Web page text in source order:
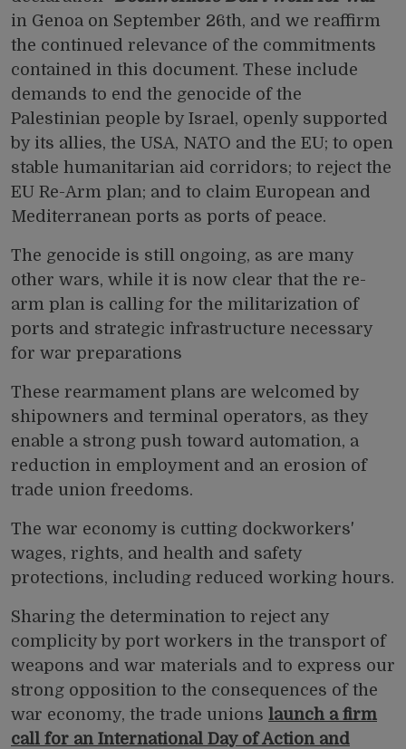
in Genoa on September 26th, and we reaffirm
the continued relevance of the commitments
contained in this document. These include
demands to end the genocide of the
Palestinian people by Israel, openly supported
by its allies, the USA, NATO and the EU; to open
stable humanitarian aid corridors; to reject the
EU Re-Arm plan; and to claim European and
Mediterranean ports as ports of peace.
The genocide is still ongoing, as are many
other wars, while it is now clear that the re-
arm plan is calling for the militarization of
ports and strategic infrastructure necessary
for war preparations
These rearmament plans are welcomed by
shipowners and terminal operators, as they
enable a strong push toward automation, a
reduction in employment and an erosion of
trade union freedoms.
The war economy is cutting dockworkers'
wages, rights, and health and safety
protections, including reduced working hours.
Sharing the determination to reject any
complicity by port workers in the transport of
weapons and war materials and to express our
strong opposition to the consequences of the
war economy, the trade unions launch a firm
call for an International Day of Action and